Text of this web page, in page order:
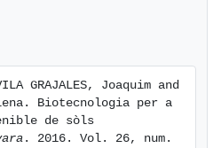
involved in pollutants
with single bacterial
for hypothesizing how
with key
to produce partially
are then more efficiently
GRAJALES, Joaquim and
Biotecnologia per a
de sòls
. 2016. Vol. 26, num.